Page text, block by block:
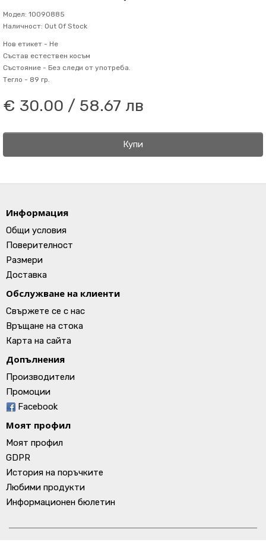
Модел: 10090885
Наличност: Out Of Stock
Нов етикет - Не
Състав естествен косъм
Състояние - Без следи от употреба.
Тегло - 89 гр.
€ 30.00 / 58.67 лв
Купи
Информация
Общи условия
Поверителност
Размери
Доставка
Обслужване на клиенти
Свържете се с нас
Връщане на стока
Карта на сайта
Допълнения
Производители
Промоции
Facebook
Моят профил
Моят профил
GDPR
История на поръчките
Любими продукти
Информационен бюлетин